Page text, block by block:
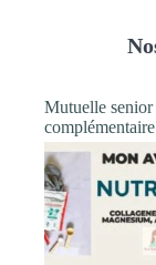
Mutuelle